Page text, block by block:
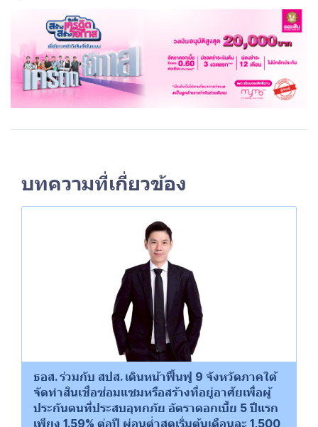
บทความที่เกี่ยวข้อง
ธอส. ร่วมกับ สปส. เดินหน้าฟื้นฟู 9 จังหวัดภาคใต้
จัดทำสินเชื่อซ่อมแซมหรือสร้างที่อยู่อาศัยเพื่อผู้
ประกันตนที่ประสบอุทกภัย อัตราดอกเบี้ย 5 ปีแรก
เพียง 1.59% ต่อปี ผ่อนต่ำสุดเริ่มต้นเดือนละ 1,500